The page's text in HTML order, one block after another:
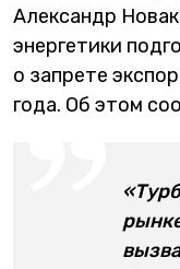
Александр
энергетики
о запрете
года. Об этом